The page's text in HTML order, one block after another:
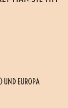
UND EUROPA